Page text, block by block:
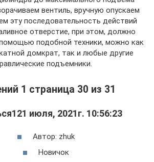
вентиль, вручную опускаем
эту последовательность действий
отверстие, при этом, должно
подобной техники, можно как
домкрат, так и любые другие
подъемники.
1 страница 30 из 31
июля, 2021г. 10:56:23
Автор: zhuk
Новичок